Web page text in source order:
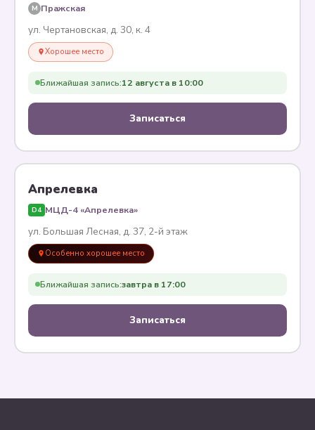
M Пражская
ул. Чертановская, д. 30, к. 4
Хорошее место
Ближайшая запись:12 августа в 10:00
Записаться
Апрелевка
D4 МЦД-4 «Апрелевка»
ул. Большая Лесная, д. 37, 2-й этаж
Особенно хорошее место
Ближайшая запись:завтра в 17:00
Записаться